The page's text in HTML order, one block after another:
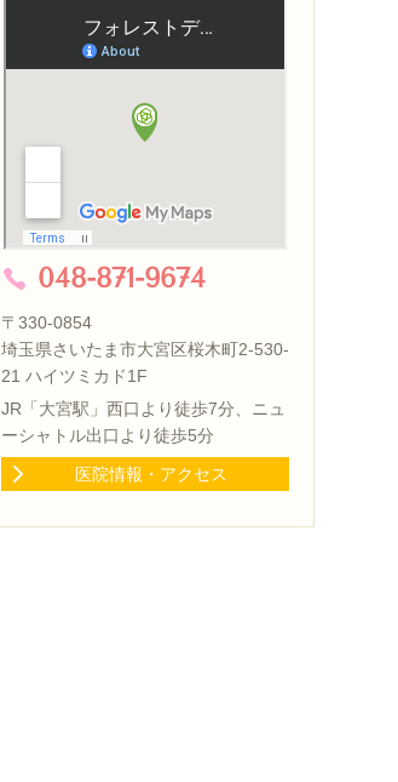
048-871-9674
〒330-0854
埼玉県さいたま市大宮区桜木町2-530-
21 ハイツミカド1F
JR「大宮駅」西口より徒歩7分、ニュ
ーシャトル出口より徒歩5分
医院情報・アクセス